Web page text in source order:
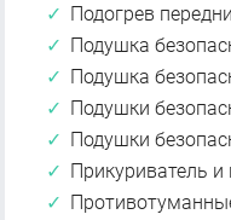
Подогрев
Подушка
Подушка
Подушки
Подушки
Прикуриватель и